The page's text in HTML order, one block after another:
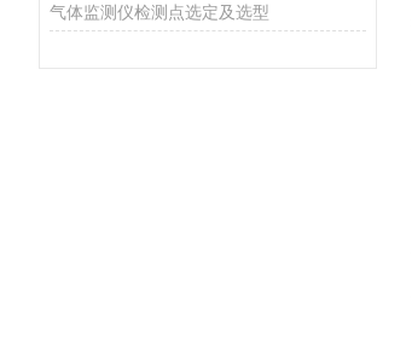
气体监测仪检测点选定及选型